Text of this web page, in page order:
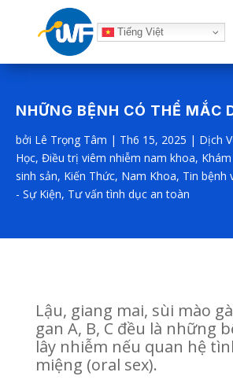
Tiếng Việt
NHỮNG BỆNH CÓ THỂ MẮC
bởi Lê Trọng Tâm | Th6 15, 2025 | Dịch
Học, Điều trị viêm nhiễm nam khoa,
sinh sản, Kiến Thức, Nam Khoa, Tin bệnh
- Sự Kiện, Tư vấn tình dục an toàn
Lậu, giang mai, sùi mào
gan A, B, C đều là những
lây nhiễm nếu quan hệ
miệng (oral sex).